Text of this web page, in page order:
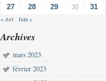
27 28 29 30 31
« Avr Juin »
Archives
mars 2023
février 2023